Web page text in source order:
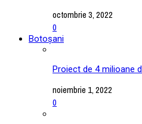
octombrie 3, 2022
0
Botoșani
Proiect de 4 milioane
noiembrie 1, 2022
0